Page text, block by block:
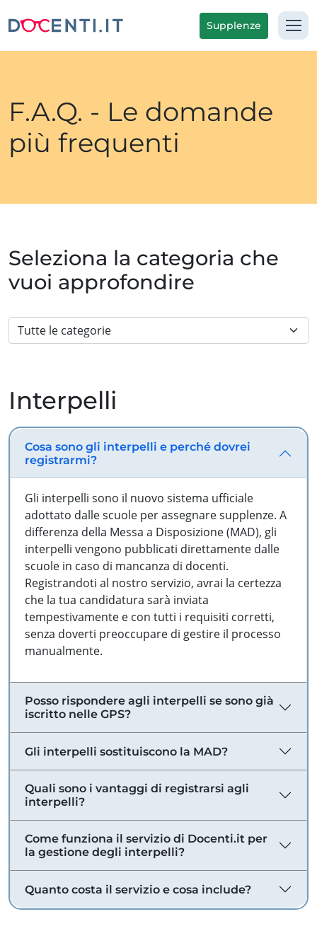
Supplenze
F.A.Q. - Le domande
più frequenti
Seleziona la categoria che
vuoi approfondire
Interpelli
Cosa sono gli interpelli e perché dovrei
registrarmi?
Gli interpelli sono il nuovo sistema ufficiale
adottato dalle scuole per assegnare supplenze. A
differenza della Messa a Disposizione (MAD), gli
interpelli vengono pubblicati direttamente dalle
scuole in caso di mancanza di docenti.
Registrandoti al nostro servizio, avrai la certezza
che la tua candidatura sarà inviata
tempestivamente e con tutti i requisiti corretti,
senza doverti preoccupare di gestire il processo
manualmente.
Posso rispondere agli interpelli se sono già
iscritto nelle GPS?
Gli interpelli sostituiscono la MAD?
Quali sono i vantaggi di registrarsi agli
interpelli?
Come funziona il servizio di Docenti.it per
la gestione degli interpelli?
Quanto costa il servizio e cosa include?